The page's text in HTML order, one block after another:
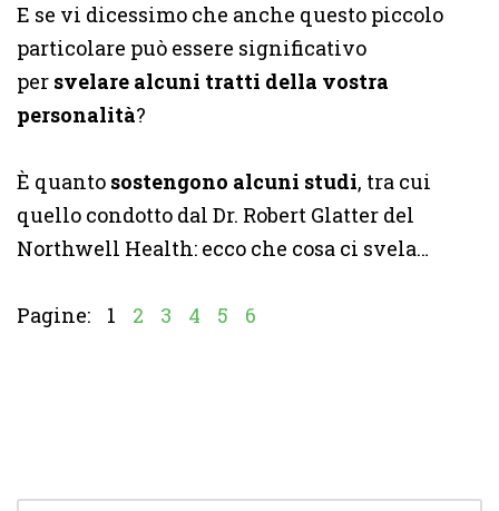
E se vi dicessimo che anche questo piccolo
particolare può essere significativo
per svelare alcuni tratti della vostra
personalità?
È quanto sostengono alcuni studi, tra cui
quello condotto dal Dr. Robert Glatter del
Northwell Health: ecco che cosa ci svela…
Pagine: 1 2 3 4 5 6